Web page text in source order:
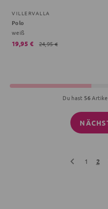
VILLERVALLA
Polo
weiß
19,95 € 24,95 €
Du hast 56
1 2